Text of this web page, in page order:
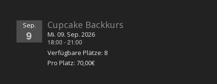
Sep.
9
Cupcake Backkurs
Mi. 09. Sep. 2026
18:00 -21:00
Verfügbare Plätze: 8
Pro Platz: 70,00€